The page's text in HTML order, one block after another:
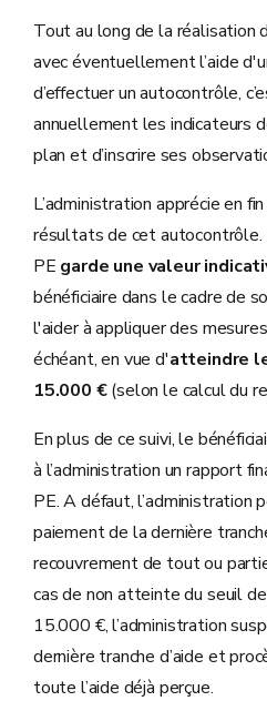
Tout au long de la réalisation
avec éventuellement l’aide
d’effectuer un autocontrôle,
annuellement les indicateurs
plan et d’inscrire ses
L’administration apprécie en
résultats de cet autocontrôle.
PE garde une valeur
bénéficiaire dans le cadre de
l'aider à appliquer des
échéant, en vue d'atteindre
15.000 €(selon le calcul du
En plus de ce suivi, le
à l’administration un rapport
PE. A défaut, l’administration
paiement de la dernière
recouvrement de tout ou
cas de non atteinte du seuil
15.000 €, l’administration
dernière tranche d’aide et
toute l’aide déjà perçue.